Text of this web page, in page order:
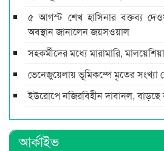
৫ আগস্ট শেখ হাসিনার বক্তব্য
অবস্থান জানালেন জয়সওয়াল
সহকর্মীদের মধ্যে মারামারি,
ভেনেজুয়েলায় ভূমিকম্পে মৃতের সংখ্যা
ইউরোপে নজিরবিহীন দাবানল, বাড়ছে
আর্কাইভ